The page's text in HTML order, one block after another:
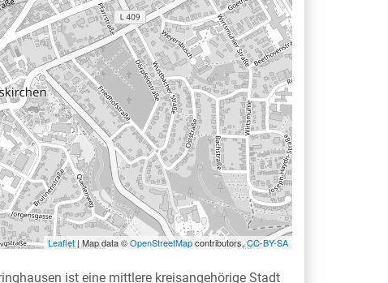
Leaflet| Map data ©OpenStreetMapcontributors,CC-BY-SA
ist eine mittlere kreisangehörige Stadt